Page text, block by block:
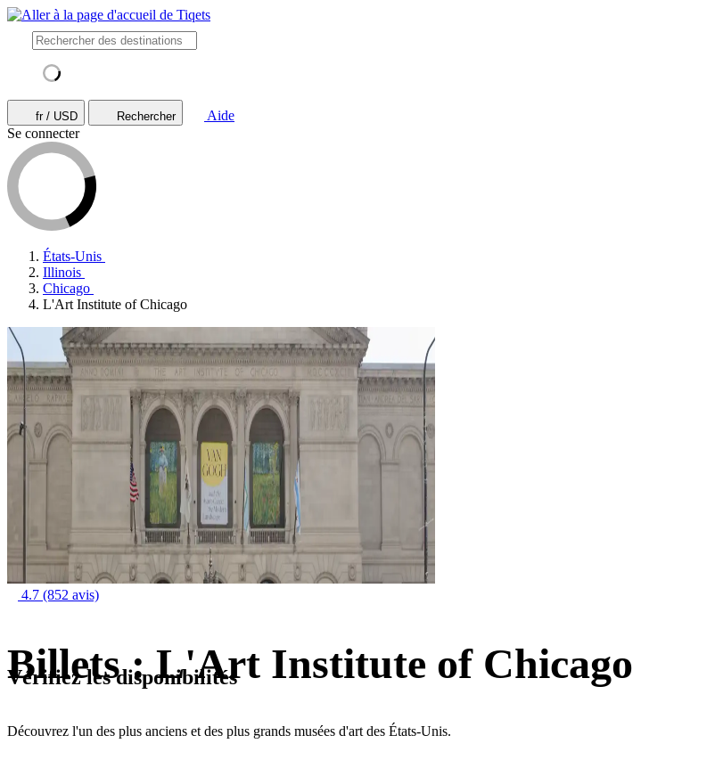
fr / USD Rechercher
Aide
Se connecter
États-Unis
Illinois
Chicago
L'Art Institute of Chicago
4.7 (852 avis)
Billets : L'Art Institute of Chicago
Découvrez l'un des plus anciens et des plus grands musées d'art des États-Unis.
Vérifiez les disponibilités